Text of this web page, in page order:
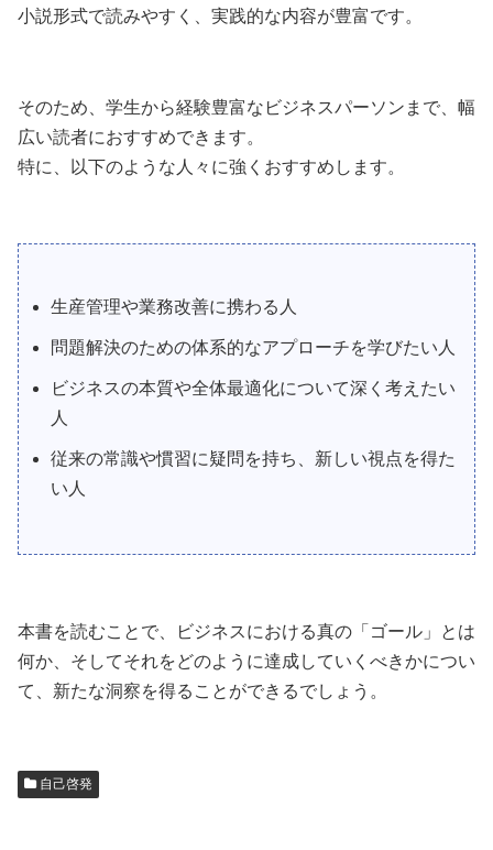
小説形式で読みやすく、実践的な内容が豊富です。
そのため、学生から経験豊富なビジネスパーソンまで、幅
広い読者におすすめできます。
特に、以下のような人々に強くおすすめします。
生産管理や業務改善に携わる人
問題解決のための体系的なアプローチを学びたい人
ビジネスの本質や全体最適化について深く考えたい
人
従来の常識や慣習に疑問を持ち、新しい視点を得た
い人
本書を読むことで、ビジネスにおける真の「ゴール」とは
何か、そしてそれをどのように達成していくべきかについ
て、新たな洞察を得ることができるでしょう。
自己啓発